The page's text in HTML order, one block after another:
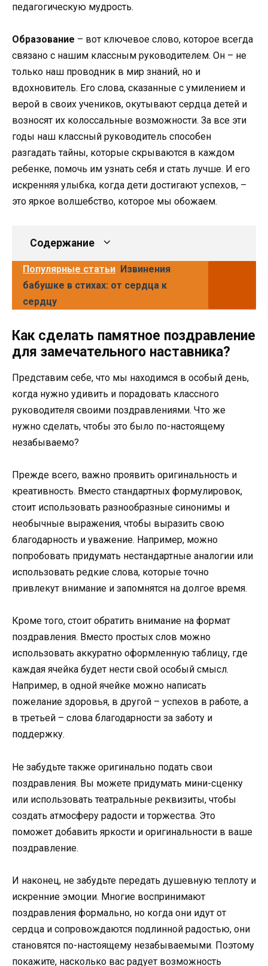
педагогическую мудрость.
Образование – вот ключевое слово, которое всегда
связано с нашим классным руководителем. Он – не
только наш проводник в мир знаний, но и
вдохновитель. Его слова, сказанные с умилением и
верой в своих учеников, окутывают сердца детей и
возносят их колоссальные возможности. За все эти
годы наш классный руководитель способен
разгадать тайны, которые скрываются в каждом
ребенке, помочь им узнать себя и стать лучше. И его
искренняя улыбка, когда дети достигают успехов, –
это яркое волшебство, которое мы обожаем.
Содержание
Популярные статьи Извинения
бабушке в стихах: от сердца к
сердцу
Как сделать памятное поздравление
для замечательного наставника?
Представим себе, что мы находимся в особый день,
когда нужно удивить и порадовать классного
руководителя своими поздравлениями. Что же
нужно сделать, чтобы это было по-настоящему
незабываемо?
Прежде всего, важно проявить оригинальность и
креативность. Вместо стандартных формулировок,
стоит использовать разнообразные синонимы и
необычные выражения, чтобы выразить свою
благодарность и уважение. Например, можно
попробовать придумать нестандартные аналогии или
использовать редкие слова, которые точно
привлекут внимание и запомнятся на долгое время.
Кроме того, стоит обратить внимание на формат
поздравления. Вместо простых слов можно
использовать аккуратно оформленную таблицу, где
каждая ячейка будет нести свой особый смысл.
Например, в одной ячейке можно написать
пожелание здоровья, в другой – успехов в работе, а
в третьей – слова благодарности за заботу и
поддержку.
Не забудьте также оригинально подать свои
поздравления. Вы можете придумать мини-сценку
или использовать театральные реквизиты, чтобы
создать атмосферу радости и торжества. Это
поможет добавить яркости и оригинальности в ваше
поздравление.
И наконец, не забудьте передать душевную теплоту и
искренние эмоции. Многие воспринимают
поздравления формально, но когда они идут от
сердца и сопровождаются подлинной радостью, они
становятся по-настоящему незабываемыми. Поэтому
покажите, насколько вас радует возможность